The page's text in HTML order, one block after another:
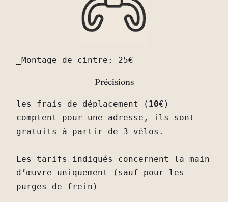
Précisions
les frais de déplacement ( 10€)
comptent pour une adresse, ils sont
gratuits à partir de 3 vélos.
Les tarifs indiqués concernent la main
d’œuvre uniquement (sauf pour les
purges de frein)